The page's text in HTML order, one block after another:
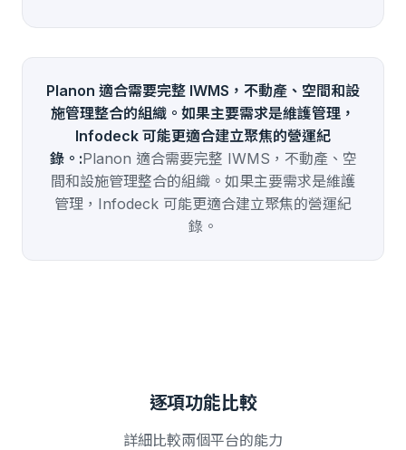
Planon 適合需要完整 IWMS，不動產、空間和設
施管理整合的組織。如果主要需求是維護管理，
Infodeck 可能更適合建立聚焦的營運紀
錄。:Planon 適合需要完整 IWMS，不動產、空
間和設施管理整合的組織。如果主要需求是維護
管理，Infodeck 可能更適合建立聚焦的營運紀
錄。
逐項功能比較
詳細比較兩個平台的能力